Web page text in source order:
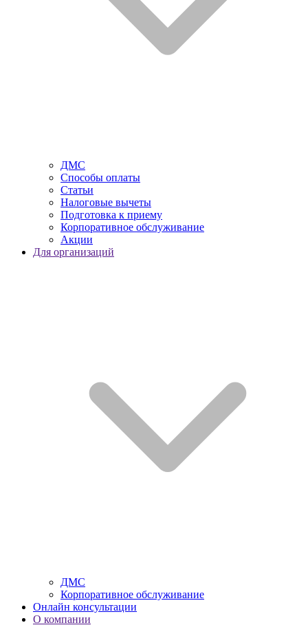
ДМС
Способы оплаты
Статьи
Налоговые вычеты
Подготовка к приему
Корпоративное обслуживание
Акции
Для организаций
ДМС
Корпоративное обслуживание
Онлайн консультации
О компании